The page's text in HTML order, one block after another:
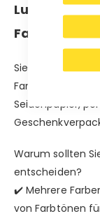
Luxuriöses
Farben -
Sie suchen
Farben? Bei uns
Seidenpapier,
Warum sollten
entscheiden?
✔️ Mehrere
von Farbtönen